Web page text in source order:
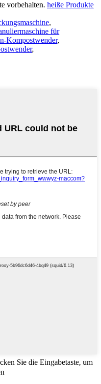
vorbehalten. heiße Produkte
,
für
Kompostwender,
,
Sie die Eingabetaste, um